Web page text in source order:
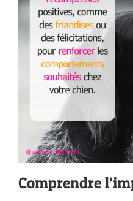
Comprendre